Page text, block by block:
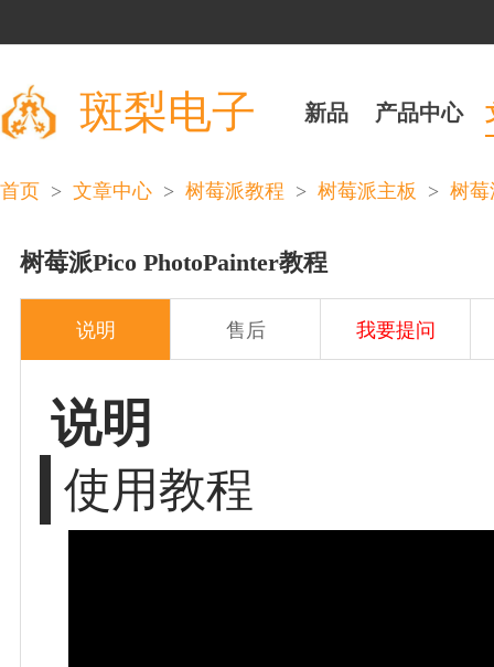
斑梨电子 新品 产品中心
首页 > 文章中心 > 树莓派教程 > 树莓派主板 > 树莓
树莓派Pico PhotoPainter教程
说明 售后 我要提问
说明
使用教程